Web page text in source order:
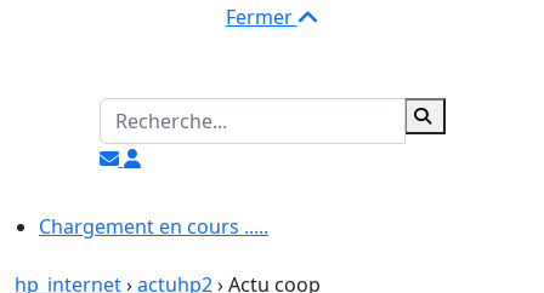
Fermer
Chargement en cours .....
hp_internet›actuhp2› Actu coop